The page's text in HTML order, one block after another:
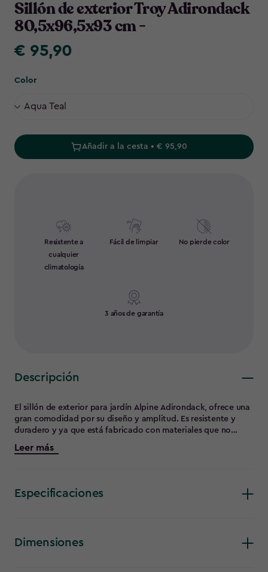
Sillón de exterior Troy Adirondack
80,5x96,5x93 cm -
€
€ 95,90
Color
Añadir a la cesta • € 95,90
Resistente a
cualquier
climatología
Fácil de limpiar No pierde color
3 años de garantía
Descripción
El sillón de exterior para jardín Alpine Adirondack, ofrece una
gran comodidad por su diseño y amplitud. Es resistente y
duradero y ya que está fabricado con materiales que no
requieren mantenimiento. Incluye un agujero en el
reposabrazos derecho para poder poner el vaso del refresco.
Leer más
Especificaciones
Dimensiones